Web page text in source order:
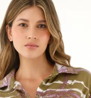
5
6.
7.
8.